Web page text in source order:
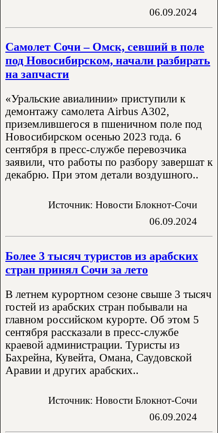
06.09.2024
Самолет Сочи – Омск, севший в поле
под Новосибирском, начали разбирать
на запчасти
«Уральские авиалинии» приступили к
демонтажу самолета Airbus A302,
приземлившегося в пшеничном поле под
Новосибирском осенью 2023 года. 6
сентября в пресс-службе перевозчика
заявили, что работы по разбору завершат к
декабрю. При этом детали воздушного..
Источник: Новости Блокнот-Сочи
06.09.2024
Более 3 тысяч туристов из арабских
стран принял Сочи за лето
В летнем курортном сезоне свыше 3 тысяч
гостей из арабских стран побывали на
главном российском курорте. Об этом 5
сентября рассказали в пресс-службе
краевой администрации. Туристы из
Бахрейна, Кувейта, Омана, Саудовской
Аравии и других арабских..
Источник: Новости Блокнот-Сочи
06.09.2024